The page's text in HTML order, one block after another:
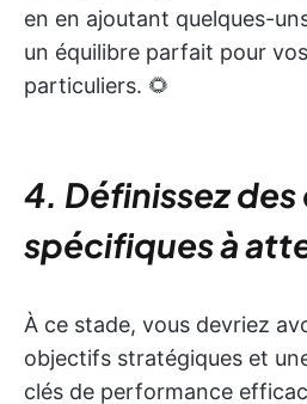
en en ajoutant quelques-
un équilibre parfait pour
particuliers. 🌻
4. Définissez des
spécifiques à
À ce stade, vous devriez
objectifs stratégiques et
clés de performance